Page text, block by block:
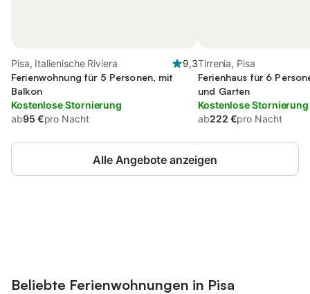
Pisa, Italienische Riviera
9,3
Ferienwohnung für 5 Personen, mit
Balkon
Kostenlose Stornierung
ab95 €pro Nacht
Tirrenia, Pisa
Ferienhaus für 6
und Garten
Kostenlose Stornierung
ab222 €pro Nacht
Alle Angebote anzeigen
Beliebte Ferienwohnungen in Pisa